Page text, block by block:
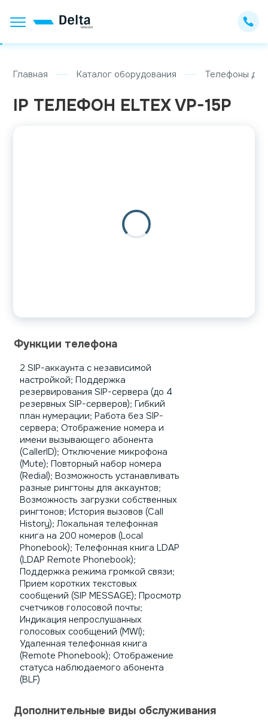
Главная Каталог оборудования Телефоны
IP ТЕЛЕФОН ELTEX VP-15P
Функции телефона
2 SIP-аккаунта с независимой
настройкой; Поддержка
резервирования SIP-сервера (до 4
резервных SIP-серверов); Гибкий
план нумерации; Работа без SIP-
сервера; Отображение номера и
имени вызывающего абонента
(CallerID); Отключение микрофона
(Mute); Повторный набор номера
(Redial); Возможность устанавливать
разные рингтоны для аккаунтов;
Возможность загрузки собственных
рингтонов; История вызовов (Call
History); Локальная телефонная
книга на 200 номеров (Local
Phonebook); Телефонная книга LDAP
(LDAP Remote Phonebook);
Поддержка режима громкой связи;
Прием коротких текстовых
сообщений (SIP MESSAGE); Просмотр
счетчиков голосовой почты;
Индикация непрослушанных
голосовых сообщений (MWI);
Удаленная телефонная книга
(Remote Phonebook); Отображение
статуса наблюдаемого абонента
(BLF)
Дополнительные виды обслуживания